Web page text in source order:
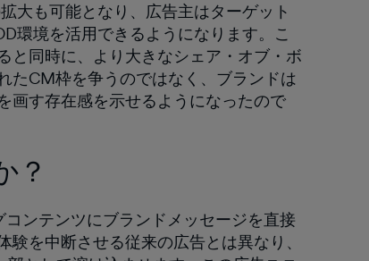
大も可能となり、広告主はターゲット
環境を活用できるようになります。こ
と同時に、より大きなシェア・オブ・ボ
たCM枠を争うのではなく、ブランドは
画す存在感を示せるようになったので
？
ンテンツにブランドメッセージを直接
を中断させる従来の広告とは異なり、